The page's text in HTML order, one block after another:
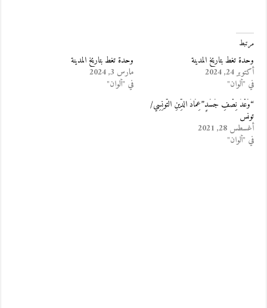
مرتبط
وحدة تغط بتاريخ المدينة
أكتوبر 24, 2024
في "ألوان"
وحدة تغط بتاريخ المدينة
مارس 3, 2024
في "ألوان"
“وَعْدُ نِصْفِ جَسَدٍ”عِمَادُ الدِّينِ التُّونِسِي/
تونس
أغسطس 28, 2021
في "ألوان"